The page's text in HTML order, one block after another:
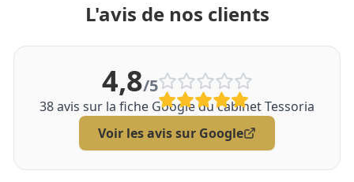
L'avis de nos clients
4,8/5
38avis sur la fiche Google du cabinet Tessoria
Voir les avis sur Google